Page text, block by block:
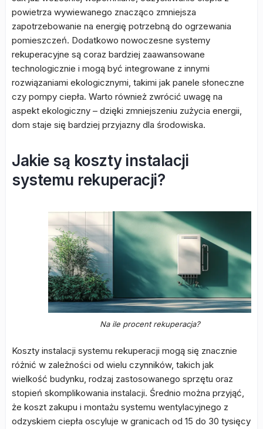
powietrza wywiewanego znacząco zmniejsza
zapotrzebowanie na energię potrzebną do ogrzewania
pomieszczeń. Dodatkowo nowoczesne systemy
rekuperacyjne są coraz bardziej zaawansowane
technologicznie i mogą być integrowane z innymi
rozwiązaniami ekologicznymi, takimi jak panele słoneczne
czy pompy ciepła. Warto również zwrócić uwagę na
aspekt ekologiczny – dzięki zmniejszeniu zużycia energii,
dom staje się bardziej przyjazny dla środowiska.
Jakie są koszty instalacji
systemu rekuperacji?
Na ile procent rekuperacja?
Koszty instalacji systemu rekuperacji mogą się znacznie
różnić w zależności od wielu czynników, takich jak
wielkość budynku, rodzaj zastosowanego sprzętu oraz
stopień skomplikowania instalacji. Średnio można przyjąć,
że koszt zakupu i montażu systemu wentylacyjnego z
odzyskiem ciepła oscyluje w granicach od 15 do 30 tysięcy